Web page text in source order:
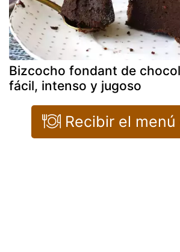
Bizcocho fondant de
fácil, intenso y jugoso
Recibir el